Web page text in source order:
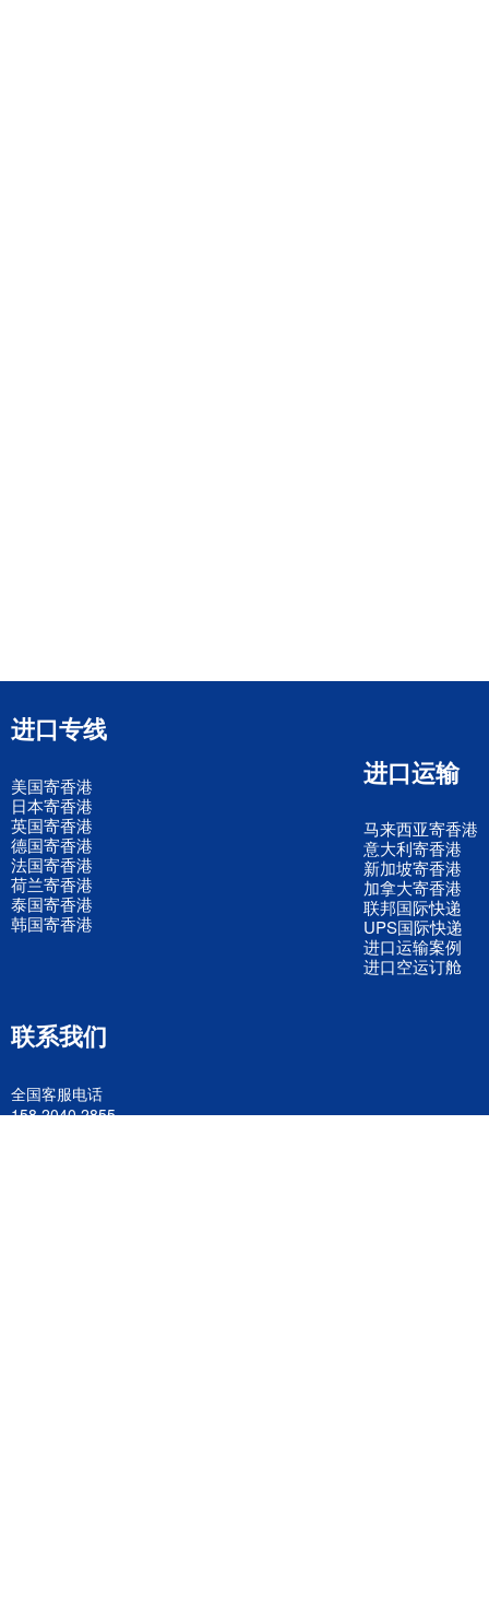
进口专线
美国寄香港
日本寄香港
英国寄香港
德国寄香港
法国寄香港
荷兰寄香港
泰国寄香港
韩国寄香港
进口运输
马来西亚寄香港
意大利寄香港
新加坡寄香港
加拿大寄香港
联邦国际快递
UPS国际快递
进口运输案例
进口空运订舱
联系我们
全国客服电话
158 2040 2855